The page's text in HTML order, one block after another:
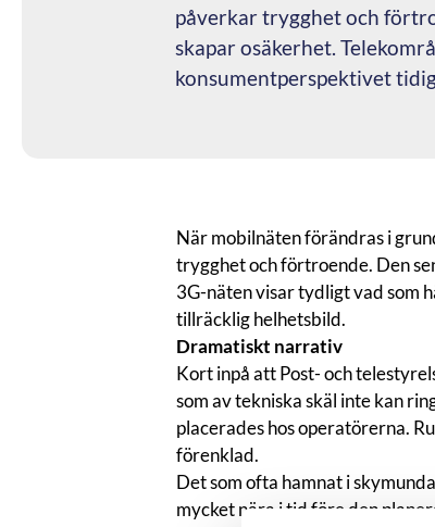
påverkar trygghet och
skapar osäkerhet.
konsumentperspektivet
När mobilnäten förändras i
trygghet och förtroende. Den
3G-näten visar tydligt vad som
tillräcklig helhetsbild.
Dramatiskt narrativ
Kort inpå att Post- och
som av tekniska skäl inte kan
placerades hos operatörerna.
förenklad.
Det som ofta hamnat i
mycket nära i tid före den